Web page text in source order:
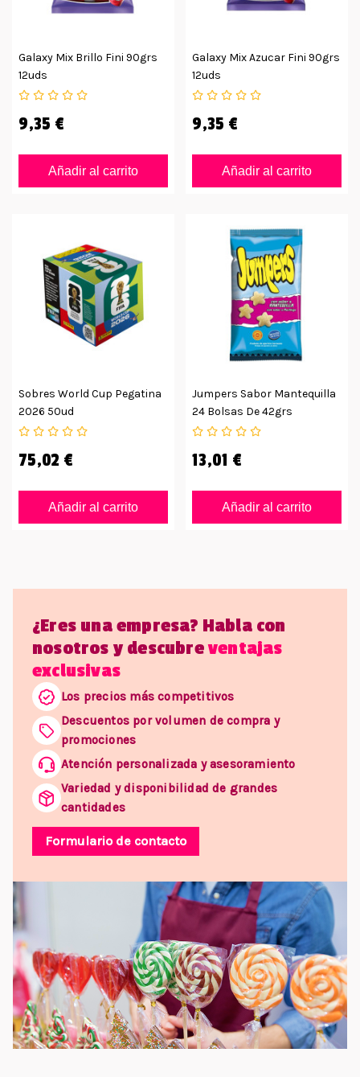
Galaxy Mix Brillo Fini 90grs
12uds
9,35 €
Añadir al carrito
Galaxy Mix Azucar Fini 90grs
12uds
9,35 €
Añadir al carrito
Sobres World Cup Pegatina
2026 50ud
75,02 €
Añadir al carrito
Jumpers Sabor Mantequilla
24 Bolsas De 42grs
13,01 €
Añadir al carrito
¿Eres una empresa? Habla con
nosotros y descubreventajas
exclusivas
Los precios más competitivos
Descuentos por volumen de compra y
promociones
Atención personalizada y asesoramiento
Variedad y disponibilidad de grandes
cantidades
Formulario de contacto